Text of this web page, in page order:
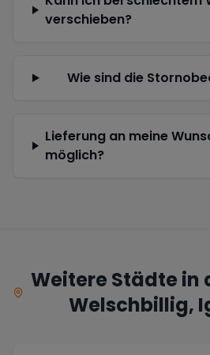
verschieben?
Wie sind die
Lieferung an meine
möglich?
Weitere Städte in
Welschbillig,